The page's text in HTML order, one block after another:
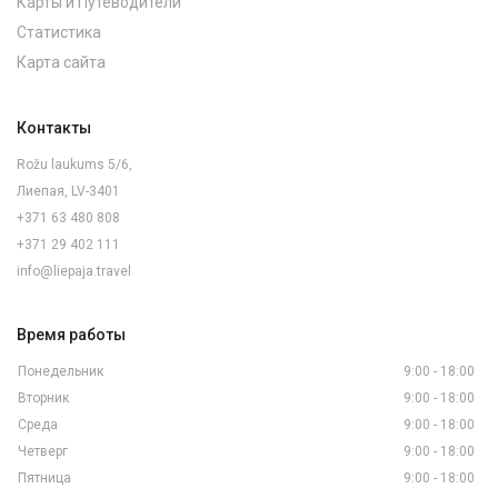
Статистика
Карта сайта
Контакты
Rožu laukums 5/6,
Лиепая, LV-3401
+371 63 480 808
+371 29 402 111
info@liepaja.travel
Время работы
Понедельник
9:00 - 18:00
Вторник
9:00 - 18:00
Среда
9:00 - 18:00
Четверг
9:00 - 18:00
Пятница
9:00 - 18:00